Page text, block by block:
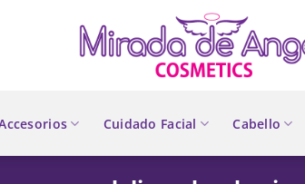
Cuidado Facial Cabello